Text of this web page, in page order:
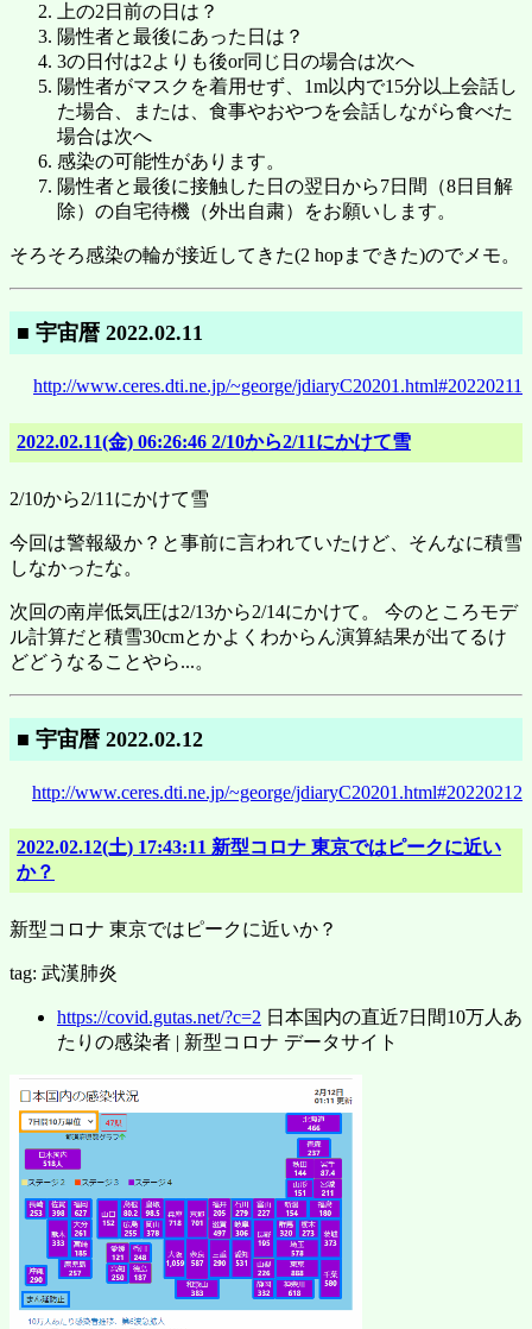
上の2日前の日は？
陽性者と最後にあった日は？
3の日付は2よりも後or同じ日の場合は次へ
陽性者がマスクを着用せず、1m以内で15分以上会話し
た場合、または、食事やおやつを会話しながら食べた
場合は次へ
感染の可能性があります。
陽性者と最後に接触した日の翌日から7日間（8日目解
除）の自宅待機（外出自粛）をお願いします。
そろそろ感染の輪が接近してきた(2 hopまできた)のでメモ。
■ 宇宙暦 2022.02.11
http://www.ceres.dti.ne.jp/~george/jdiaryC20201.html#20220211
2022.02.11(金) 06:26:46 2/10から2/11にかけて雪
2/10から2/11にかけて雪
今回は警報級か？と事前に言われていたけど、そんなに積雪
しなかったな。
次回の南岸低気圧は2/13から2/14にかけて。 今のところモデ
ル計算だと積雪30cmとかよくわからん演算結果が出てるけ
どどうなることやら...。
■ 宇宙暦 2022.02.12
http://www.ceres.dti.ne.jp/~george/jdiaryC20201.html#20220212
2022.02.12(土) 17:43:11 新型コロナ 東京ではピークに近い
か？
新型コロナ 東京ではピークに近いか？
tag: 武漢肺炎
https://covid.gutas.net/?c=2 日本国内の直近7日間10万人あ
たりの感染者 | 新型コロナ データサイト